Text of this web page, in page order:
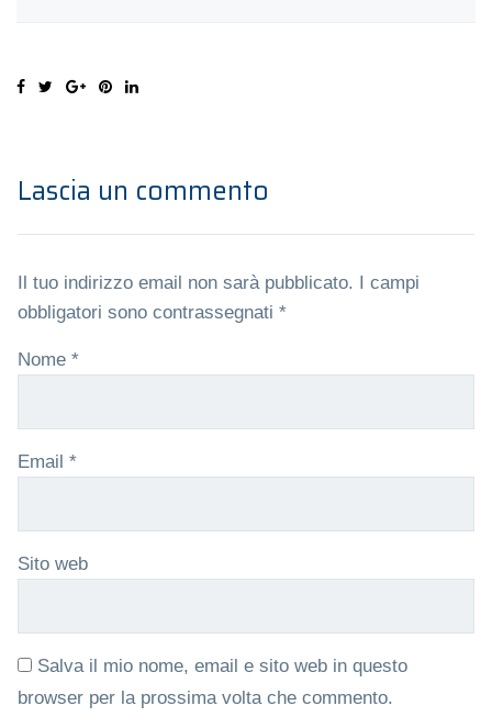
Lascia un commento
Il tuo indirizzo email non sarà pubblicato.
I campi
obbligatori sono contrassegnati *
Nome *
Email *
Sito web
Salva il mio nome, email e sito web in questo
browser per la prossima volta che commento.